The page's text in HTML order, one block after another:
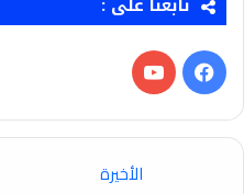
فيسبوك‫YouTube
الأخيرة